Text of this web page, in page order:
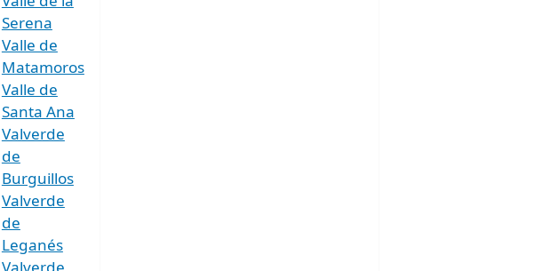
Serena
Valle de
Matamoros
Valle de
Santa Ana
Valverde
de
Burguillos
Valverde
de
Leganés
Valverde